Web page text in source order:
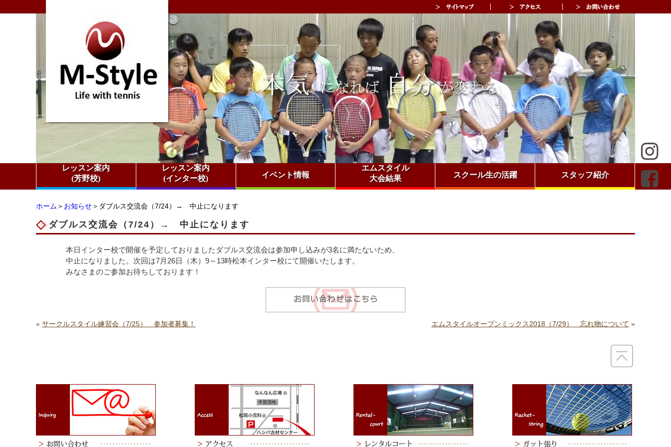
レッスン案内
(芳野校)
レッスン案内
(インター校)
イベント情報
エムスタイル
大会結果
スクール生の活躍 スタッフ紹介
ホーム ＞ お知らせ＞ダブルス交流会（7/24）→ 中止になります
ダブルス交流会（7/24）→ 中止になります
本日インター校で開催を予定しておりましたダブルス交流会は参加申し込みが3名に満たないため、
中止になりました。次回は7月26日（木）9～13時松本インター校にて開催いたします。
みなさまのご参加お待ちしております！
« サークルスタイル練習会（7/25） 参加者募集！ エムスタイルオープンミックス2018（7/29） 忘れ物について »